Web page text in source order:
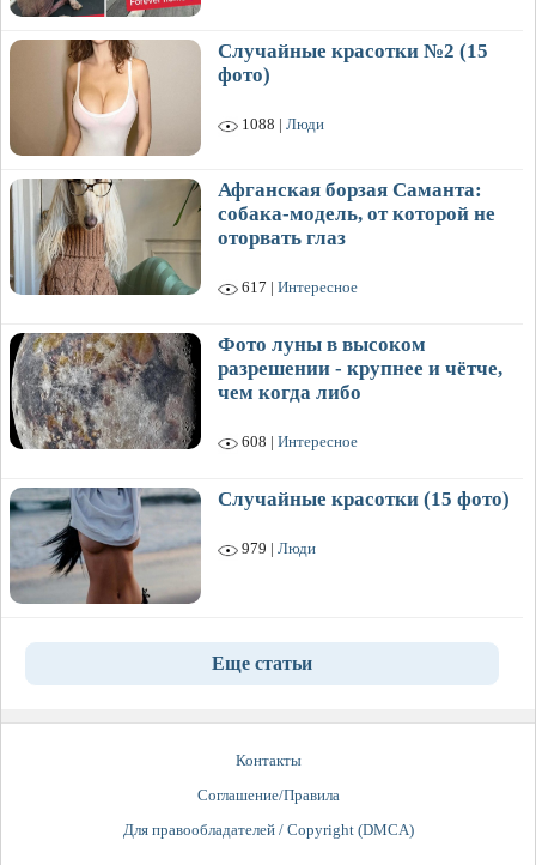
Случайные красотки №2 (15
фото)
1088 | Люди
Афганская борзая Саманта:
собака-модель, от которой не
оторвать глаз
617 | Интересное
Фото луны в высоком
разрешении - крупнее и чётче,
чем когда либо
608 | Интересное
Случайные красотки (15 фото)
979 | Люди
Еще статьи
Контакты
Соглашение/Правила
Для правообладателей / Copyright (DMCA)